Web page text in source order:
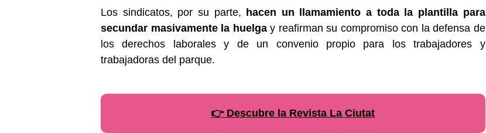
Los sindicatos, por su parte, hacen un llamamiento a toda la plantilla para
secundar masivamente la huelgay reafirman su compromiso con la defensa de
los derechos laborales y de un convenio propio para los trabajadores y
trabajadoras del parque.
👉 Descubre la Revista La Ciutat